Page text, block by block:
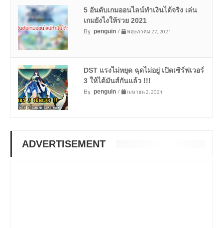
5 อันดับเกมออนไลน์ทำเงินได้จริง เล่น
เกมยังไงให้รวย 2021
By penguin/ พฤษภาคม 27, 2021
DST แรงไม่หยุด ฉุดไม่อยู่ เปิดเซิร์ฟเวอร์
3 ให้ได้มันส์กันแล้ว !!!
By penguin/ เมษายน 2, 2021
ADVERTISEMENT